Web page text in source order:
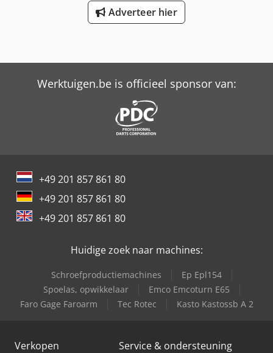
hulpmiddelen en bronnen voor alle eigenaren en
gebruikers van machines – gemakkelijk toegankelijk op ons
Adverteer hier
Werktuigen.be is officieel sponsor van:
+49 201 857 861 80
+49 201 857 861 80
+49 201 857 861 80
Huidige zoek naar machines:
Schroefproductiemachines
Ep Epl154
Spoelas, opwikkelaar
Emco Emcoturn E65
Faro Gage Faroarm
Tec Rotec Kasto Kastossb A 2
Verkopen Service & ondersteuning